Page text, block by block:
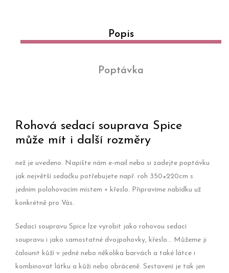
Popis
Poptávka
Rohová sedací souprava Spice
může mít i další rozměry
než je uvedeno. Napište nám e-mail nebo si zadejte poptávku
jak největší sedačku potřebujete např. roh 350×220cm s
jedním polohovacím místem + křeslo. Připravíme nabídku už
konkrétně pro Vás.
Sedací soupravu Spice lze vyrobit jako rohovou sedací
soupravu i jako samostatné dvojpohovky, křeslo... Můžeme ji
čalounit kůží v jedné nebo několika barvách a také látce i
kombinovat látku a kůži nebo obráceně. Sestavení je tak jen